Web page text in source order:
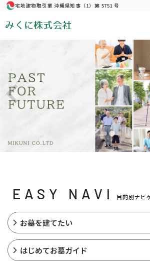
宅地建物取引業 沖縄県知事（1）第 5751 号
みくに株式会社
EASY NAVI 目的別ナビ
お墓を建てたい
はじめてお墓ガイド